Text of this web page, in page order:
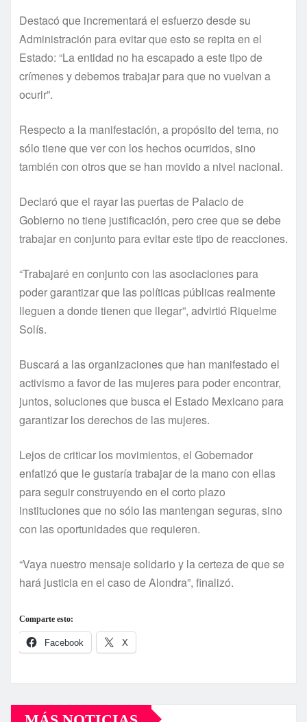
Destacó que incrementará el esfuerzo desde su
Administración para evitar que esto se repita en el
Estado: “La entidad no ha escapado a este tipo de
crímenes y debemos trabajar para que no vuelvan a
ocurir”.
Respecto a la manifestación, a propósito del tema, no
sólo tiene que ver con los hechos ocurridos, sino
también con otros que se han movido a nivel nacional.
Declaró que el rayar las puertas de Palacio de
Gobierno no tiene justificación, pero cree que se debe
trabajar en conjunto para evitar este tipo de reacciones.
“Trabajaré en conjunto con las asociaciones para
poder garantizar que las políticas públicas realmente
lleguen a donde tienen que llegar”, advirtió Riquelme
Solís.
Buscará a las organizaciones que han manifestado el
activismo a favor de las mujeres para poder encontrar,
juntos, soluciones que busca el Estado Mexicano para
garantizar los derechos de las mujeres.
Lejos de criticar los movimientos, el Gobernador
enfatizó que le gustaría trabajar de la mano con ellas
para seguir construyendo en el corto plazo
instituciones que no sólo las mantengan seguras, sino
con las oportunidades que requieren.
“Vaya nuestro mensaje solidario y la certeza de que se
hará justicia en el caso de Alondra”, finalizó.
Comparte esto:
Facebook X